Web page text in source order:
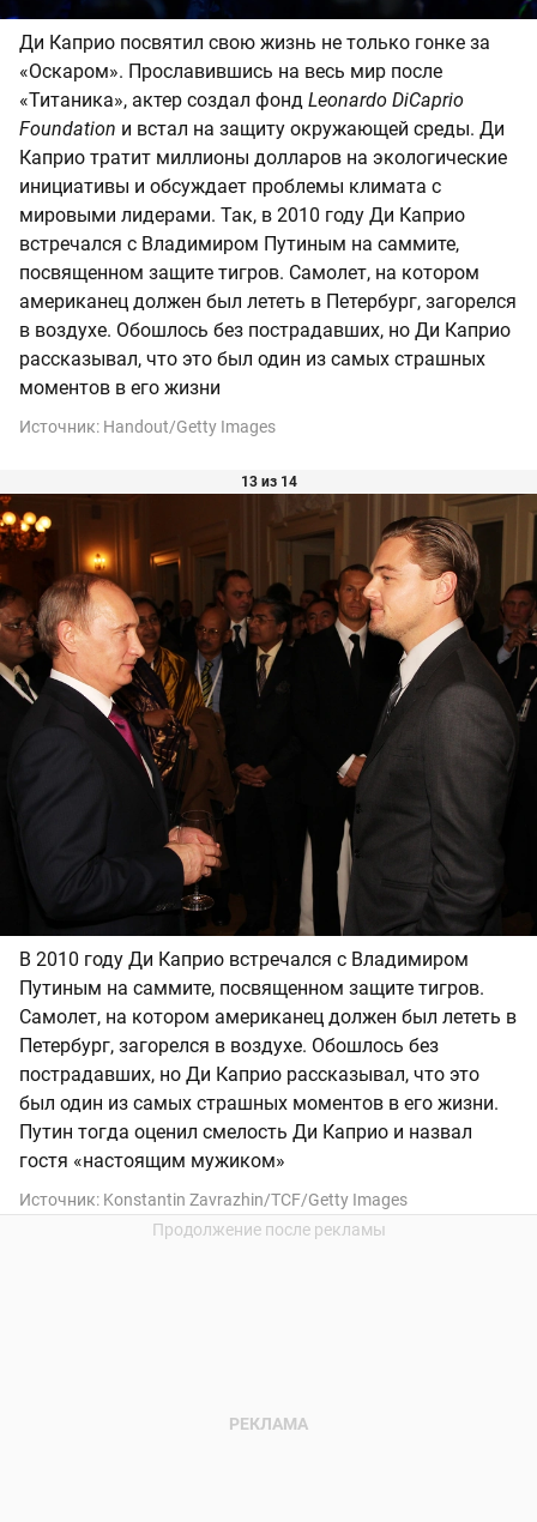
Ди Каприо посвятил свою жизнь не только гонке за
«Оскаром». Прославившись на весь мир после
«Титаника», актер создал фонд Leonardo DiCaprio
Foundation и встал на защиту окружающей среды. Ди
Каприо тратит миллионы долларов на экологические
инициативы и обсуждает проблемы климата с
мировыми лидерами. Так, в 2010 году Ди Каприо
встречался с Владимиром Путиным на саммите,
посвященном защите тигров. Самолет, на котором
американец должен был лететь в Петербург, загорелся
в воздухе. Обошлось без пострадавших, но Ди Каприо
рассказывал, что это был один из самых страшных
моментов в его жизни
Источник: Handout/Getty Images
13 из 14
В 2010 году Ди Каприо встречался с Владимиром
Путиным на саммите, посвященном защите тигров.
Самолет, на котором американец должен был лететь в
Петербург, загорелся в воздухе. Обошлось без
пострадавших, но Ди Каприо рассказывал, что это
был один из самых страшных моментов в его жизни.
Путин тогда оценил смелость Ди Каприо и назвал
гостя «настоящим мужиком»
Источник: Konstantin Zavrazhin/TCF/Getty Images